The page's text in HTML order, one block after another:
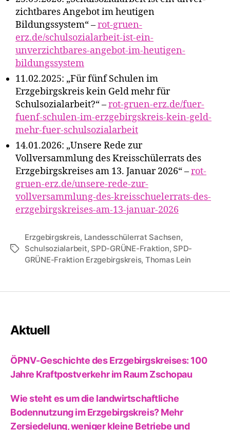
zicht­ba­res Angebot im heu­ti­gen
Bildungssystem“ –rot-gruen-
erz.de/schulsozialarbeit-ist-ein-
unverzichtbares-angebot-im-heutigen-
bildungssystem
11.02.2025: „Für fünf Schulen im
Erzgebirgskreis kein Geld mehr für
Schulsozialarbeit?“ –rot-gruen-erz.de/fuer-
fuenf-schulen-im-erzgebirgskreis-kein-geld-
mehr-fuer-schulsozialarbeit
14.01.2026: „Unsere Rede zur
Vollversammlung des Kreisschülerrats des
Erzgebirgskreises am 13. Januar 2026“ –rot-
gruen-erz.de/unsere-rede-zur-
vollversammlung-des-kreisschuelerrats-des-
erzgebirgskreises-am-13-januar-2026
Schlagwörter
Erzgebirgskreis, Landesschülerrat Sachsen,
Schulsozialarbeit, SPD-GRÜNE-Fraktion, SPD-
GRÜNE-Fraktion Erzgebirgskreis, Thomas Lein
Aktuell
ÖPNV-Geschichte des Erzgebirgskreises: 100
Jahre Kraftpostverkehr im Raum Zschopau
Wie steht es um die landwirtschaftliche
Bodennutzung im Erzgebirgskreis? Mehr
Zersiedelung, weniger kleine Betriebe und